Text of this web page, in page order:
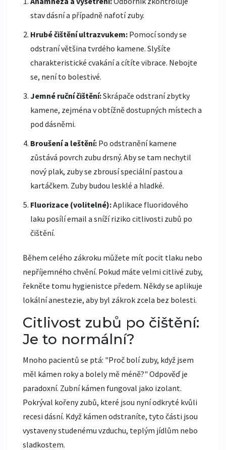
stav dásní a případně nafotí zuby.
Hrubé čištění ultrazvukem: Pomocí sondy se
odstraní většina tvrdého kamene. Slyšíte
charakteristické cvakání a cítíte vibrace. Nebojte
se, není to bolestivé.
Jemné ruční čištění:Skrápače odstraní zbytky
kamene, zejména v obtížně dostupných místech a
pod dásněmi.
Broušení a leštění: Po odstranění kamene
zůstává povrch zubu drsný. Aby se tam nechytil
nový plak, zuby se zbrousí speciální pastou a
kartáčkem. Zuby budou lesklé a hladké.
Fluorizace (volitelné):Aplikace fluoridového
laku posílí email a sníží riziko citlivosti zubů po
čištění.
Během celého zákroku můžete mít pocit tlaku nebo
nepříjemného chvění. Pokud máte velmi citlivé zuby,
řekněte tomu hygienistce předem. Někdy se aplikuje
lokální anestezie, aby byl zákrok zcela bez bolesti.
Citlivost zubů po čištění:
Je to normální?
Mnoho pacientů se ptá: "Proč bolí zuby, když jsem
měl kámen roky a bolely mě méně?" Odpověď je
paradoxní. Zubní kámen fungoval jako izolant.
Pokrýval kořeny zubů, které jsou nyní odkryté kvůli
recesi dásní. Když kámen odstraníte, tyto části jsou
vystaveny studenému vzduchu, teplým jídlům nebo
sladkostem.